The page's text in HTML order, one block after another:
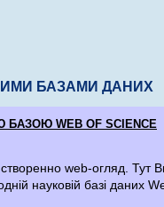
БАЗАМИ ДАНИХ
WEB OF SCIENCE
web-огляд. Тут
науковій базі даних